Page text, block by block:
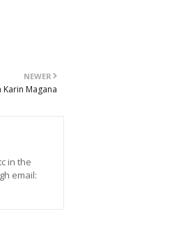
NEWER
Karin Magana
in the
email: